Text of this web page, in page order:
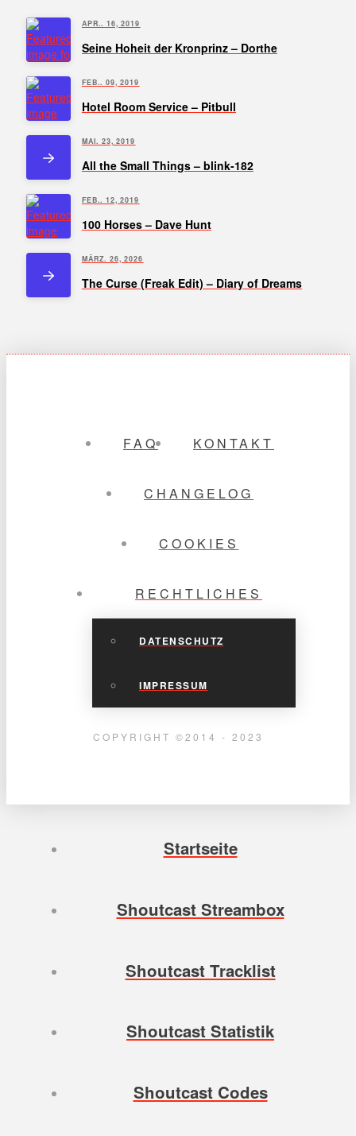
APR.. 16, 2019
Seine Hoheit der Kronprinz – Dorthe
FEB.. 09, 2019
Hotel Room Service – Pitbull
MAI. 23, 2019
All the Small Things – blink-182
FEB.. 12, 2019
100 Horses – Dave Hunt
MÄRZ. 26, 2026
The Curse (Freak Edit) – Diary of Dreams
FAQ KONTAKT
CHANGELOG
COOKIES
RECHTLICHES
DATENSCHUTZ
IMPRESSUM
COPYRIGHT ©2014 - 2023
Startseite
Shoutcast Streambox
Shoutcast Tracklist
Shoutcast Statistik
Shoutcast Codes